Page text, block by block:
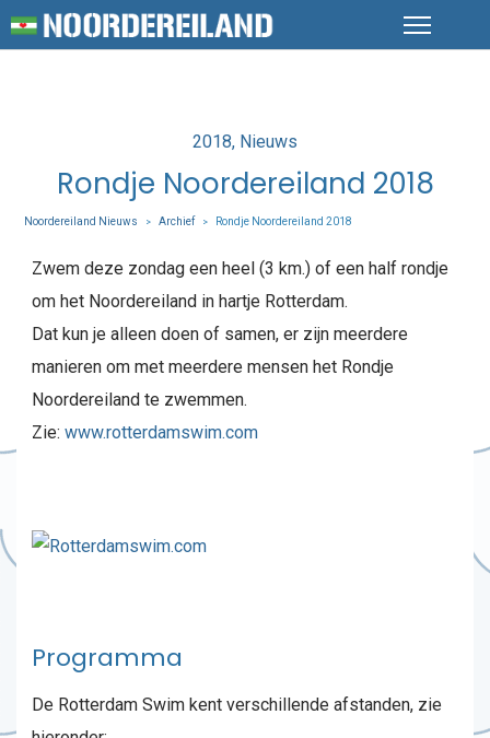
Posted
2018 Nieuws
Rondje Noordereiland 2018
Noordereiland Nieuws > Archief > Rondje Noordereiland 2018
Zwem deze zondag een heel (3 km.) of een half rondje
om het Noordereiland in hartje Rotterdam.
Dat kun je alleen doen of samen, er zijn meerdere
manieren om met meerdere mensen het Rondje
Noordereiland te zwemmen.
Zie: www.rotterdamswim.com
Programma
De Rotterdam Swim kent verschillende afstanden, zie